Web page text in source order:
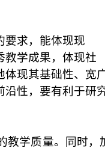
要求，能体现现
教学成果，体现社
体现其基础性、宽
沿性，要有利于研
教学质量。同时，